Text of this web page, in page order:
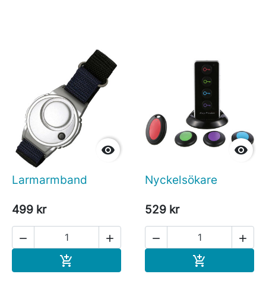

Larmarmband
499 kr
 


Nyckelsökare
529 kr
 
